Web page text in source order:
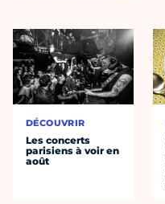
DÉCOUVRIR
Les concerts
parisiens à voir en
août